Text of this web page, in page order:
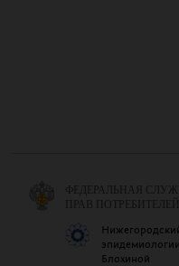
ФЕДЕРАЛЬНАЯ
ПРАВ
Блохиной